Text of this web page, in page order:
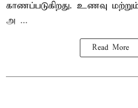
காணப்படுகிறது. உணவு
அ ...
Read More